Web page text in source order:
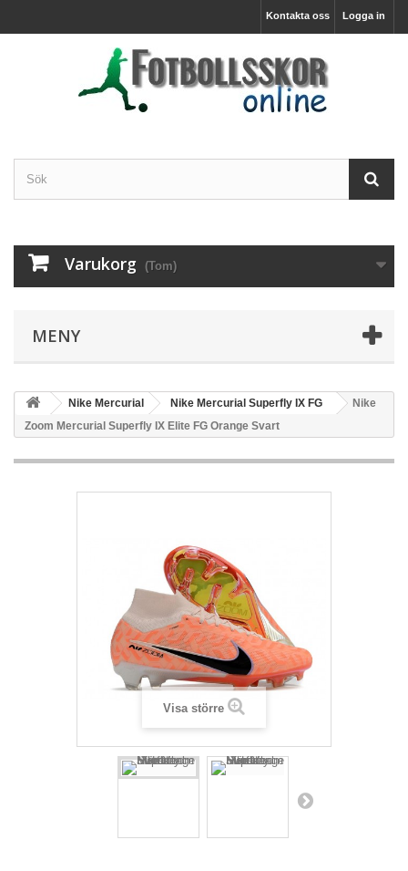
Logga in
Kontakta oss
Varukorg (Tom)
MENY
Nike Mercurial Nike Mercurial Superfly IX FG
Nike
Zoom Mercurial Superfly IX Elite FG Orange Svart
Visa större